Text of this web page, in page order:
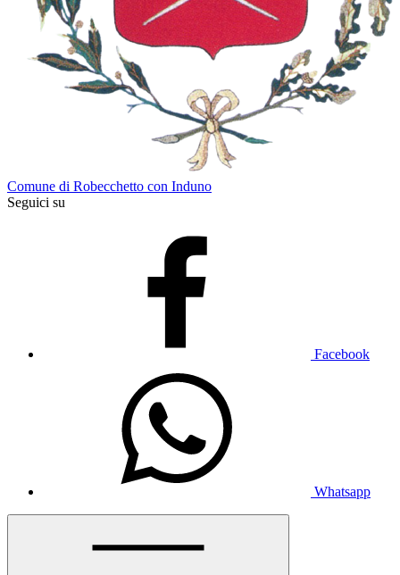
Comune di Robecchetto con Induno
Seguici su
Facebook
Whatsapp